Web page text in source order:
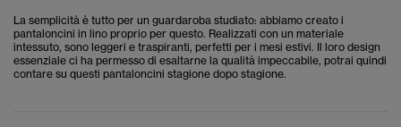
La semplicità è tutto per un guardaroba studiato: abbiamo creato i
pantaloncini in lino proprio per questo. Realizzati con un materiale
intessuto, sono leggeri e traspiranti, perfetti per i mesi estivi. Il loro design
essenziale ci ha permesso di esaltarne la qualità impeccabile, potrai quindi
contare su questi pantaloncini stagione dopo stagione.